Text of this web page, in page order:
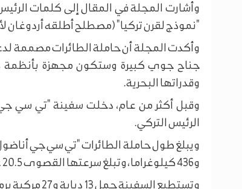
وأشارت المجلة في المقال إلى كلمات
"نموذج لقرن تركيا" (مصطلح أطلقه أردوغان
وأكدت المجلة أن حاملة الطائرات مصممة
جناح جوي كبيرة وستكون مجهزة بأنظمة
وقدراتها البحرية.
وقبل أكثر من عام، دخلت سفينة "تي سي
الرئيس التركي.
و436 كيلوغراما، وتبلغ سرعتها القصوى 20.5 عقدة، أما السرعة الاقتصادية فتبلغ 16 عقدة.